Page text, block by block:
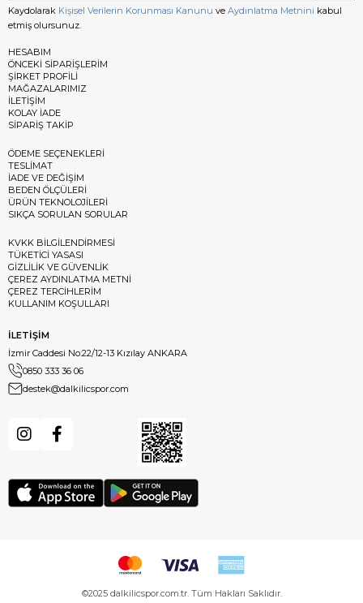
Kaydolarak Kişisel Verilerin Korunması Kanunu ve Aydınlatma Metnini kabul
etmiş olursunuz.
HESABIM
ÖNCEKİ SİPARİŞLERİM
ŞİRKET PROFİLİ
MAĞAZALARIMIZ
İLETİŞİM
KOLAY İADE
SİPARİŞ TAKİP
ÖDEME SEÇENEKLERİ
TESLİMAT
İADE VE DEĞİŞİM
BEDEN ÖLÇÜLERİ
ÜRÜN TEKNOLOJİLERİ
SIKÇA SORULAN SORULAR
KVKK BİLGİLENDİRMESİ
TÜKETİCİ YASASI
GİZLİLİK VE GÜVENLİK
ÇEREZ AYDINLATMA METNİ
ÇEREZ TERCİHLERİM
KULLANIM KOŞULLARI
İLETİŞİM
İzmir Caddesi No:22/12-13 Kızılay ANKARA
0850 333 36 06
destek@dalkilicspor.com
©2025 dalkilicspor.com.tr. Tüm Hakları Saklıdır.